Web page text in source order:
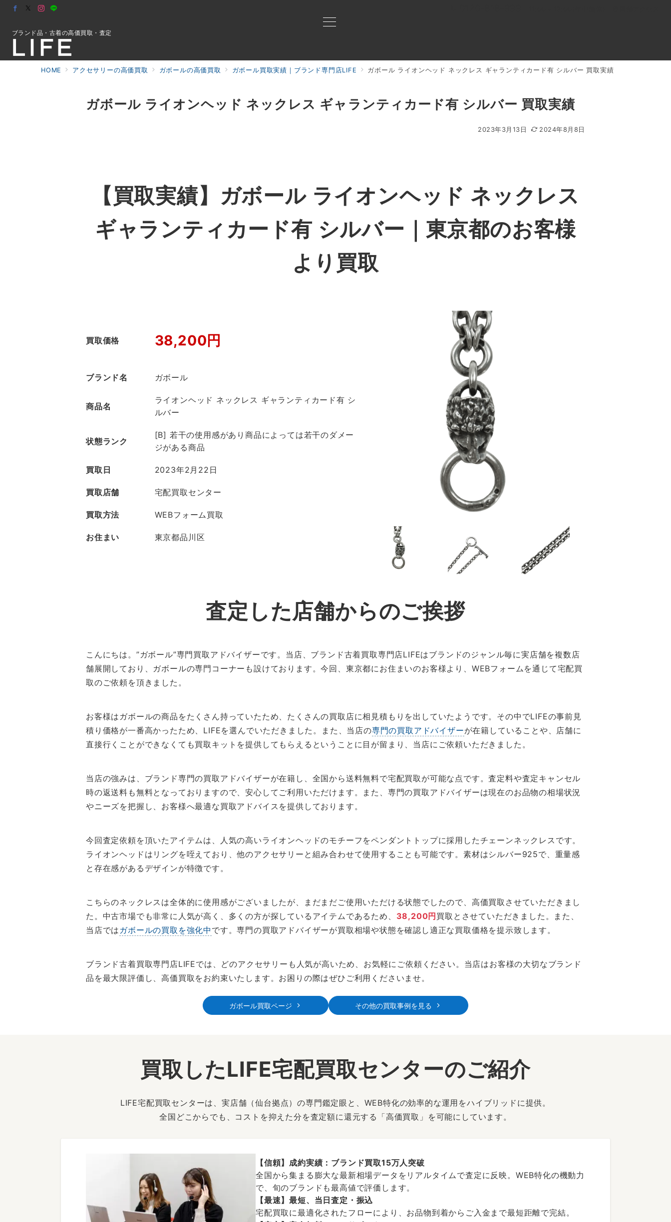
ブランド品・古着の高価買取・査定
HOME アクセサリーの高価買取 ガボールの高価買取 ガボール買取実績｜ブランド専門店LIFE ガボール ライオンヘッド ネックレス ギャランティカード有 シルバー 買取実績
ガボール ライオンヘッド ネックレス ギャランティカード有 シルバー 買取実績
2023年3月13日 2024年8月8日
【買取実績】ガボール ライオンヘッド ネックレス
ギャランティカード有 シルバー｜東京都のお客様
より買取
買取価格 38,200円
ブランド名 ガボール
商品名
ライオンヘッド ネックレス ギャランティカード有 シ
ルバー
状態ランク
[B] 若干の使用感があり商品によっては若干のダメー
ジがある商品
買取日 2023年2月22日
買取店舗 宅配買取センター
買取方法 WEBフォーム買取
お住まい 東京都品川区
査定した店舗からのご挨拶
こんにちは。”ガボール”専門買取アドバイザーです。当店、ブランド古着買取専門店LIFEはブランドのジャンル毎に実店舗を複数店
舗展開しており、ガボールの専門コーナーも設けております。今回、東京都にお住まいのお客様より、WEBフォームを通じて宅配買
取のご依頼を頂きました。
お客様はガボールの商品をたくさん持っていたため、たくさんの買取店に相見積もりを出していたようです。その中でLIFEの事前見
積り価格が一番高かったため、LIFEを選んでいただきました。また、当店の専門の買取アドバイザーが在籍していることや、店舗に
直接行くことができなくても買取キットを提供してもらえるということに目が留まり、当店にご依頼いただきました。
当店の強みは、ブランド専門の買取アドバイザーが在籍し、全国から送料無料で宅配買取が可能な点です。査定料や査定キャンセル
時の返送料も無料となっておりますので、安心してご利用いただけます。また、専門の買取アドバイザーは現在のお品物の相場状況
やニーズを把握し、お客様へ最適な買取アドバイスを提供しております。
今回査定依頼を頂いたアイテムは、人気の高いライオンヘッドのモチーフをペンダントトップに採用したチェーンネックレスです。
ライオンヘッドはリングを咥えており、他のアクセサリーと組み合わせて使用することも可能です。素材はシルバー925で、重量感
と存在感があるデザインが特徴です。
こちらのネックレスは全体的に使用感がございましたが、まだまだご使用いただける状態でしたので、高価買取させていただきまし
た。中古市場でも非常に人気が高く、多くの方が探しているアイテムであるため、 38,200円 買取とさせていただきました。また、
当店では ガボールの買取を強化中 です。専門の買取アドバイザーが買取相場や状態を確認し適正な買取価格を提示致します。
ブランド古着買取専門店LIFEでは、どのアクセサリーも人気が高いため、お気軽にご依頼ください。当店はお客様の大切なブランド
品を最大限評価し、高価買取をお約束いたします。お困りの際はぜひご利用くださいませ。
ガボール買取ページ その他の買取事例を見る
買取したLIFE宅配買取センターのご紹介
LIFE宅配買取センターは、実店舗（仙台拠点）の専門鑑定眼と、WEB特化の効率的な運用をハイブリッドに提供。
全国どこからでも、コストを抑えた分を査定額に還元する「高価買取」を可能にしています。
【信頼】成約実績：ブランド買取15万人突破
全国から集まる膨大な最新相場データをリアルタイムで査定に反映。WEB特化の機動力
で、旬のブランドも最高値で評価します。
【最速】最短、当日査定・振込
宅配買取に最適化されたフローにより、お品物到着からご入金まで最短距離で完結。